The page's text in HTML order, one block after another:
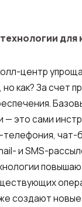
для
центр
как? За счет
— это сами
телефония, чат-
и SMS-
создают